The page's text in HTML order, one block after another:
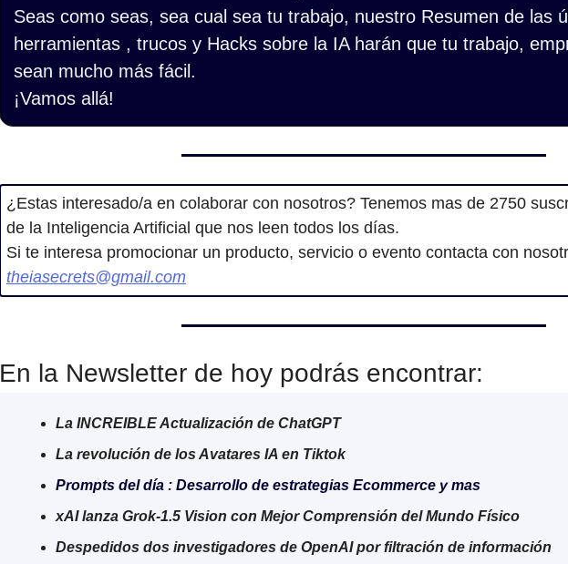
Seas como seas, sea cual sea tu trabajo, nuestro Resumen de las
herramientas , trucos y Hacks sobre la IA harán que tu trabajo,
sean mucho más fácil.
¡Vamos allá!
¿Estas interesado/a en colaborar con nosotros? Tenemos mas de 2750
de la Inteligencia Artificial que nos leen todos los días.
theiasecrets@gmail.com
En la Newsletter de hoy podrás encontrar:
La INCREIBLE Actualización de ChatGPT
La revolución de los Avatares IA en Tiktok
Prompts del día : Desarrollo de estrategias Ecommerce y mas
xAI lanza Grok-1.5 Vision con Mejor Comprensión del Mundo Físico
Despedidos dos investigadores de OpenAI por filtración de información